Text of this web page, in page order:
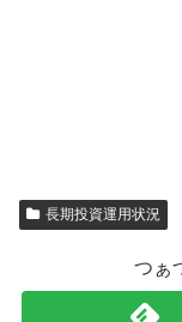
長期投資運用状況
つぁ